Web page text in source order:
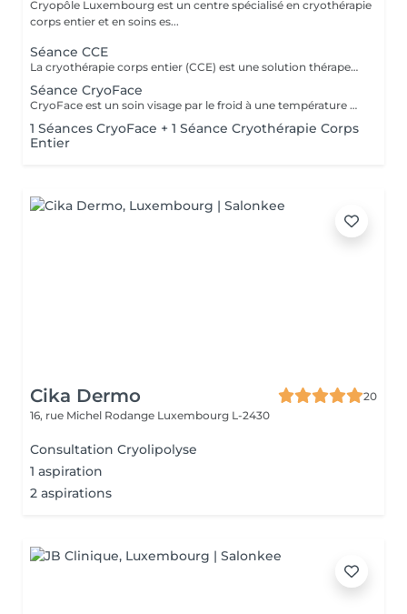
Cryopôle Luxembourg est un centre spécialisé en cryothérapie
corps entier et en soins es...
Séance CCE
La cryothérapie corps entier (CCE) est une solution thérapeutique non médicamenteuse par le froid. Elle utilise l'action du froid en produisant un effet antalgique et anti-inflammatoire sur tout le corps dans de nombreux domaines : médical, sportif, bien-être et esthétique. Cures de 5, 12, 20, 60 et 100 séances disponibles.
Séance CryoFace
CryoFace est un soin visage par le froid à une température de -78°C sèche et confortable. Cette technique douce et naturelle vient stimuler tous les récepteurs de la peau. Cure de 10 séances disponible.
1 Séances CryoFace + 1 Séance Cryothérapie Corps
Entier
Cika Dermo
20
16, rue Michel Rodange Luxembourg L-2430
Consultation Cryolipolyse
1 aspiration
2 aspirations